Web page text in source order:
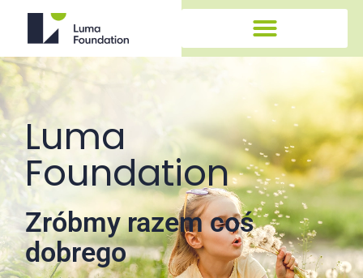
Luma
Foundation
Zróbmy razem coś
dobrego